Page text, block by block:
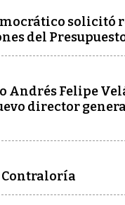
solicitó
del
Andrés Felipe
director
Contraloría